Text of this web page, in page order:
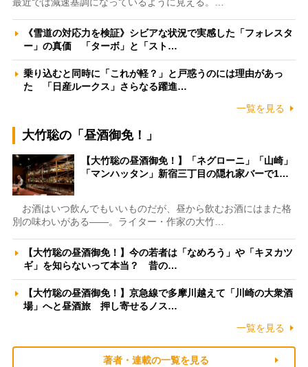
最近では減速基調になっているように見える。…
《雪道の対応力を検証》シビアな状況で実感した「フォレスタ
ー」の真価 「ターボ」と「スト…
乗り込むと同時に「これが軽？」と戸惑うのには理由があっ
た 「日産ルークス」さらなる躍進…
一覧を見る
大竹聡の「昼酒御免！」
【大竹聡の昼酒御免！】「ネグローニ」「山崎」
「マンハッタン」新宿三丁目の隠れ家バーで1…
お酒はいつ飲んでもいいものだが、昼から飲むお酒にはまた格
別の味わいがある――。ライター・作家の大竹…
【大竹聡の昼酒御免！】今の若者は「なめろう」や「キヌカツ
ギ」を知らないって本当？ 昔の…
【大竹聡の昼酒御免！】京急線で多摩川越えて「川崎の大衆酒
場」へと昼酒旅 押し寄せるノス…
一覧を見る
著者・連載の一覧を見る